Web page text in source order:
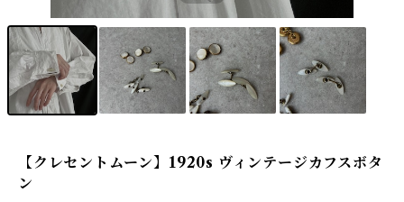
【クレセントムーン】1920s ヴィンテージカフスボタ
ン